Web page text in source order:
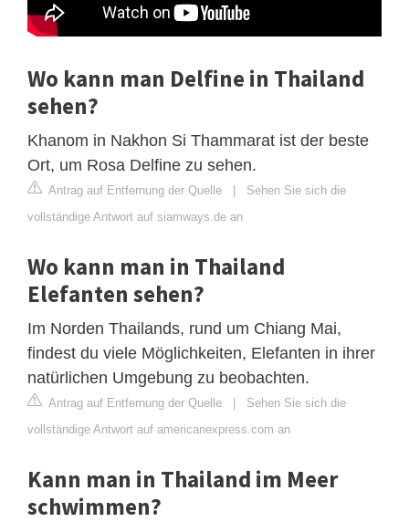
Wo kann man Delfine in Thailand
sehen?
Khanom in Nakhon Si Thammarat ist der beste
Ort, um Rosa Delfine zu sehen.
Antrag auf Entfernung der Quelle | Sehen Sie sich die
vollständige Antwort auf siamways.de an
Wo kann man in Thailand
Elefanten sehen?
Im Norden Thailands, rund um Chiang Mai,
findest du viele Möglichkeiten, Elefanten in ihrer
natürlichen Umgebung zu beobachten.
Antrag auf Entfernung der Quelle | Sehen Sie sich die
vollständige Antwort auf americanexpress.com an
Kann man in Thailand im Meer
schwimmen?